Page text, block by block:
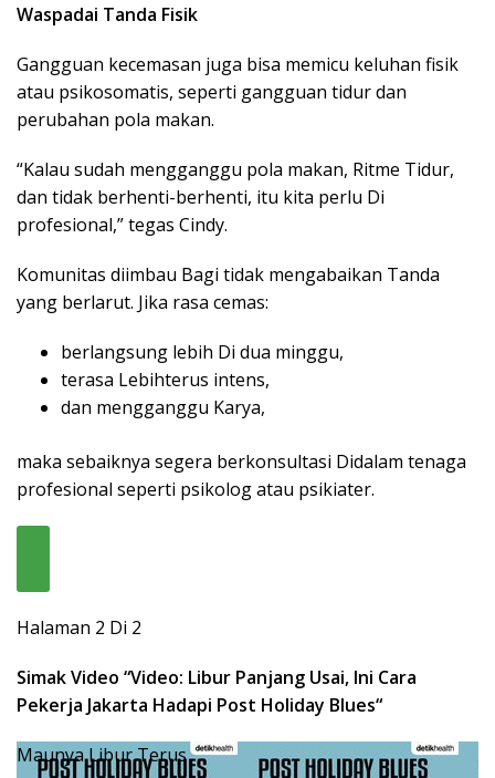
Waspadai Tanda Fisik
Gangguan kecemasan juga bisa memicu keluhan fisik
atau psikosomatis, seperti gangguan tidur dan
perubahan pola makan.
“Kalau sudah mengganggu pola makan, Ritme Tidur,
dan tidak berhenti-berhenti, itu kita perlu Di
profesional,” tegas Cindy.
Komunitas diimbau Bagi tidak mengabaikan Tanda
yang berlarut. Jika rasa cemas:
berlangsung lebih Di dua minggu,
terasa Lebihterus intens,
dan mengganggu Karya,
maka sebaiknya segera berkonsultasi Didalam tenaga
profesional seperti psikolog atau psikiater.
Halaman 2 Di 2
Simak Video “Video: Libur Panjang Usai, Ini Cara
Pekerja Jakarta Hadapi Post Holiday Blues“
Maunya Libur Terus